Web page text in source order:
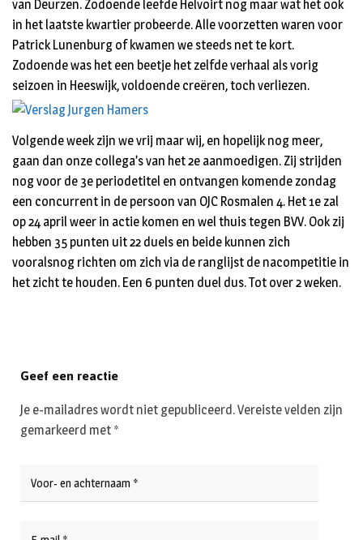
van Deurzen. Zodoende leefde Helvoirt nog maar wat het ook
in het laatste kwartier probeerde. Alle voorzetten waren voor
Patrick Lunenburg of kwamen we steeds net te kort.
Zodoende was het een beetje het zelfde verhaal als vorig
seizoen in Heeswijk, voldoende creëren, toch verliezen.
Volgende week zijn we vrij maar wij, en hopelijk nog meer,
gaan dan onze collega’s van het 2e aanmoedigen. Zij strijden
nog voor de 3e periodetitel en ontvangen komende zondag
een concurrent in de persoon van OJC Rosmalen 4. Het 1e zal
op 24 april weer in actie komen en wel thuis tegen BVV. Ook zij
hebben 35 punten uit 22 duels en beide kunnen zich
vooralsnog richten om zich via de ranglijst de nacompetitie in
het zicht te houden. Een 6 punten duel dus. Tot over 2 weken.
Geef een reactie
Je e-mailadres wordt niet gepubliceerd.Vereiste velden zijn
gemarkeerd met *